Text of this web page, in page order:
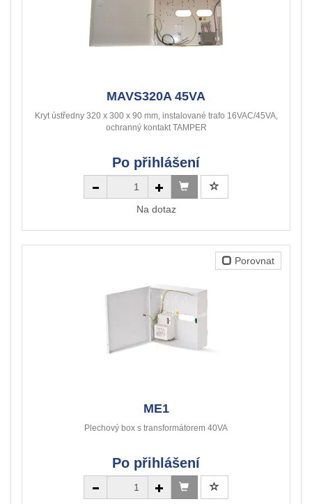
MAVS320A 45VA
Kryt ústředny 320 x 300 x 90 mm, instalované trafo 16VAC/45VA,
ochranný kontakt TAMPER
Po přihlášení
Na dotaz
Porovnat
ME1
Plechový box s transformátorem 40VA
Po přihlášení